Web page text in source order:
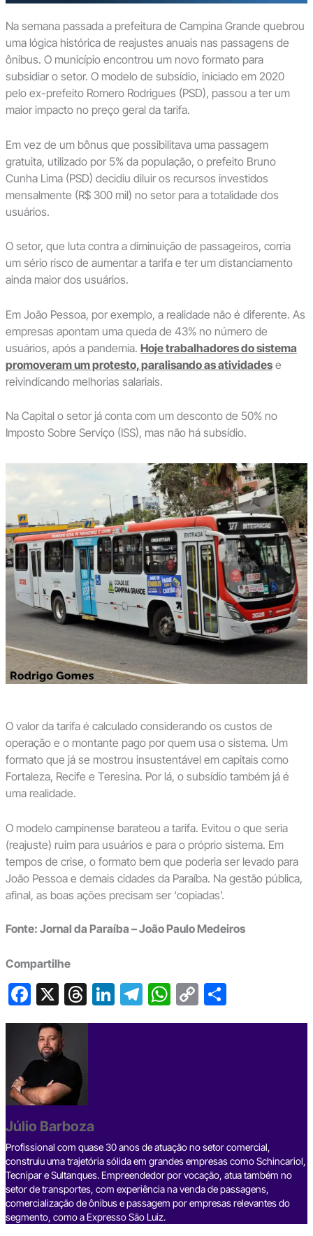
Na semana passada a prefeitura de Campina Grande quebrou
uma lógica histórica de reajustes anuais nas passagens de
ônibus. O município encontrou um novo formato para
subsidiar o setor. O modelo de subsídio, iniciado em 2020
pelo ex-prefeito Romero Rodrigues (PSD), passou a ter um
maior impacto no preço geral da tarifa.
Em vez de um bônus que possibilitava uma passagem
gratuita, utilizado por 5% da população, o prefeito Bruno
Cunha Lima (PSD) decidiu diluir os recursos investidos
mensalmente (R$ 300 mil) no setor para a totalidade dos
usuários.
O setor, que luta contra a diminuição de passageiros, corria
um sério risco de aumentar a tarifa e ter um distanciamento
ainda maior dos usuários.
Em João Pessoa, por exemplo, a realidade não é diferente. As
empresas apontam uma queda de 43% no número de
usuários, após a pandemia. Hoje trabalhadores do sistema
promoveram um protesto, paralisando as atividadese
reivindicando melhorias salariais.
Na Capital o setor já conta com um desconto de 50% no
Imposto Sobre Serviço (ISS), mas não há subsídio.
O valor da tarifa é calculado considerando os custos de
operação e o montante pago por quem usa o sistema. Um
formato que já se mostrou insustentável em capitais como
Fortaleza, Recife e Teresina. Por lá, o subsídio também já é
uma realidade.
O modelo campinense barateou a tarifa. Evitou o que seria
(reajuste) ruim para usuários e para o próprio sistema. Em
tempos de crise, o formato bem que poderia ser levado para
João Pessoa e demais cidades da Paraíba. Na gestão pública,
afinal, as boas ações precisam ser ‘copiadas’.
Fonte: Jornal da Paraíba – João Paulo Medeiros
Compartilhe
F
a
c
e
b
o
o
k
X T
hr
s
Li
n
T
el
W
h
C
o
S
h
Júlio Barboza
Profissional com quase 30 anos de atuação no setor comercial,
construiu uma trajetória sólida em grandes empresas como Schincariol,
Tecnipar e Sultanques. Empreendedor por vocação, atua também no
setor de transportes, com experiência na venda de passagens,
comercialização de ônibus e passagem por empresas relevantes do
segmento, como a Expresso São Luiz.